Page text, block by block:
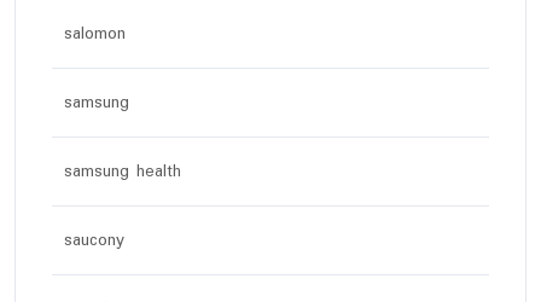
salomon
samsung
samsung health
saucony